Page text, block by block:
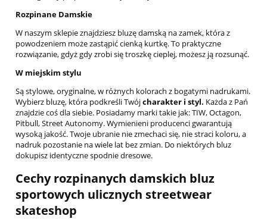
Rozpinane Damskie
W naszym sklepie znajdziesz bluzę damską na zamek, która z
powodzeniem może zastąpić cienką kurtkę. To praktyczne
rozwiązanie, gdyż gdy zrobi się troszkę cieplej, możesz ją rozsunąć.
W miejskim stylu
Są stylowe, oryginalne, w różnych kolorach z bogatymi nadrukami.
Wybierz bluzę, która podkreśli Twójcharakter i styl. Każda z Pań
znajdzie coś dla siebie. Posiadamy marki takie jak: TIW, Octagon,
Pitbull, Street Autonomy. Wymienieni producenci gwarantują
wysoką jakość. Twoje ubranie nie zmechaci się, nie straci koloru, a
nadruk pozostanie na wiele lat bez zmian. Do niektórych bluz
dokupisz identyczne spodnie dresowe.
Cechy rozpinanych damskich bluz
sportowych ulicznych streetwear
skateshop